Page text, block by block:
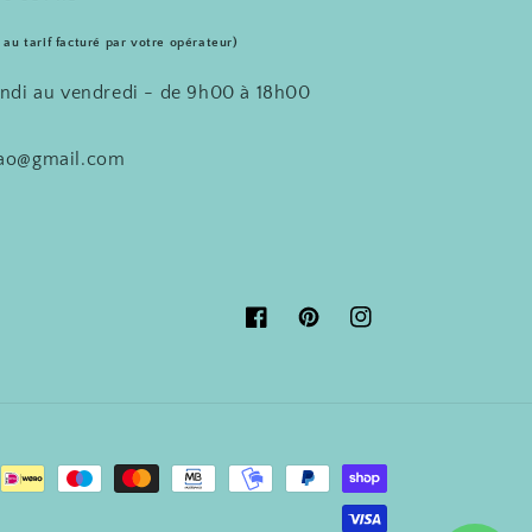
tarif facturé par votre opérateur)
au vendredi - de 9h00 à 18h00
FacebookPinterestInstagram